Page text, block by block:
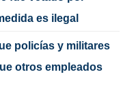
es ilegal
policías y militares
otros empleados